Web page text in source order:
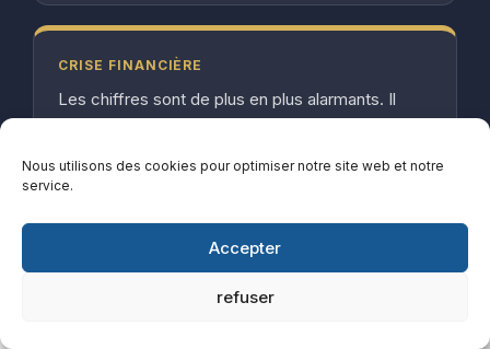
Nous utilisons des cookies pour optimiser notre site web et notre
service.
Accepter
refuser
CRISE FINANCIÈRE
Les chiffres sont de plus en plus alarmants. Il